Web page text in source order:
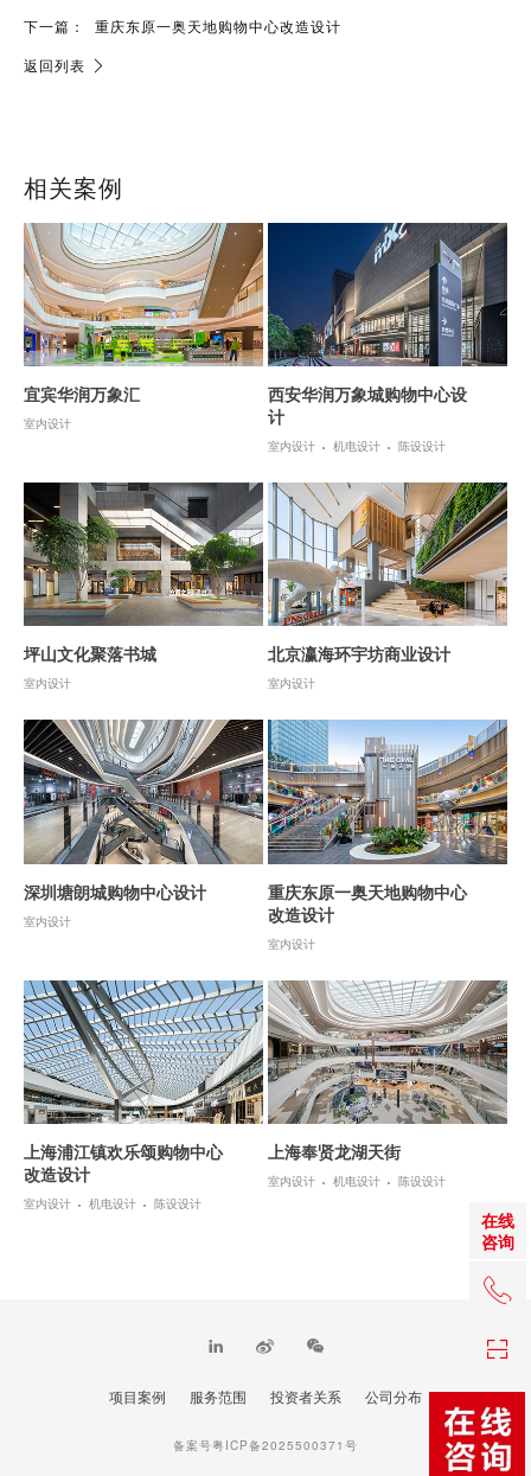
在线
咨询
+86
TOP
下一篇：
重庆东原一奥天地购物中心改造设计
返回列表
相关案例
宜宾华润万象汇
室内设计
西安华润万象城购物中心设
计
室内设计 机电设计 陈设设计
坪山文化聚落书城
室内设计
北京瀛海环宇坊商业设计
室内设计
深圳塘朗城购物中心设计
室内设计
重庆东原一奥天地购物中心
改造设计
室内设计
上海浦江镇欢乐颂购物中心
改造设计
室内设计 机电设计 陈设设计
上海奉贤龙湖天街
室内设计 机电设计 陈设设计
项目案例 服务范围 投资者关系 公司分布
备案号粤ICP备2025500371号